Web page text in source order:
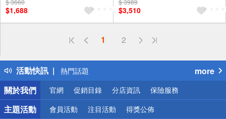
滿額9折
$1,688
滿額9折
$3,510
1 2
活動快訊
偏遠地區配送
得獎公告
熱門話題
銀行優惠
偏遠地區配送
詐騙網頁！請小心！
more
關於我們
官網 促銷目錄 分店資訊 保險服務
主題活動 會員活動 注目活動 得獎公佈